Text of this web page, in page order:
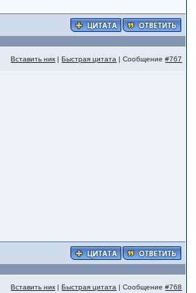
Вставить ник |Быстрая цитата | Сообщение#767
Вставить ник |Быстрая цитата | Сообщение#768